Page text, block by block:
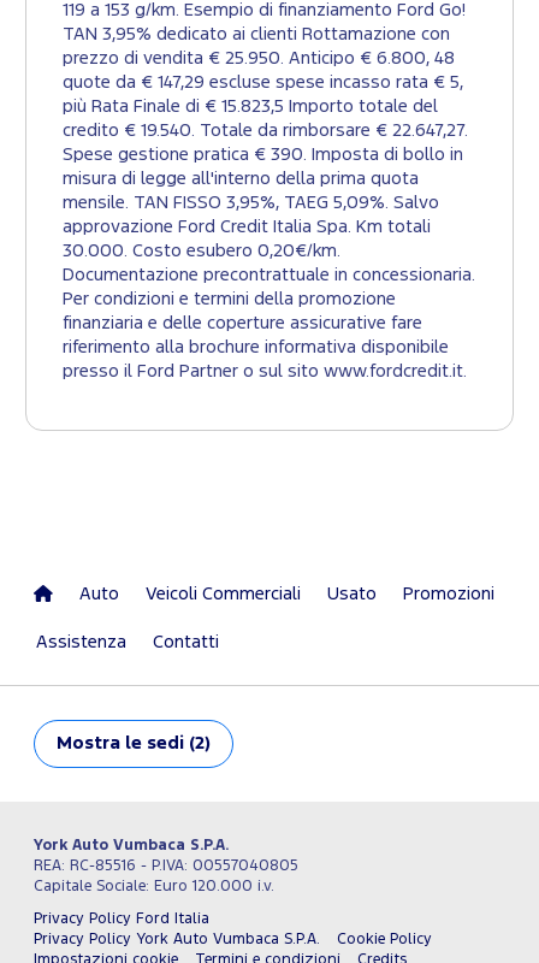
119 a 153 g/km. Esempio di finanziamento Ford Go!
TAN 3,95% dedicato ai clienti Rottamazione con
prezzo di vendita € 25.950. Anticipo € 6.800, 48
quote da € 147,29 escluse spese incasso rata € 5,
più Rata Finale di € 15.823,5 Importo totale del
credito € 19.540. Totale da rimborsare € 22.647,27.
Spese gestione pratica € 390. Imposta di bollo in
misura di legge all'interno della prima quota
mensile. TAN FISSO 3,95%, TAEG 5,09%. Salvo
approvazione Ford Credit Italia Spa. Km totali
30.000. Costo esubero 0,20€/km.
Documentazione precontrattuale in concessionaria.
Per condizioni e termini della promozione
finanziaria e delle coperture assicurative fare
riferimento alla brochure informativa disponibile
presso il Ford Partner o sul sito www.fordcredit.it.
Auto Veicoli Commerciali Usato Promozioni
Assistenza Contatti
Mostra le sedi (2)
York Auto Vumbaca S.P.A.
REA: RC-85516 - P.IVA: 00557040805
Capitale Sociale: Euro 120.000 i.v.
Privacy Policy Ford Italia
Privacy Policy York Auto Vumbaca S.P.A.
Cookie Policy